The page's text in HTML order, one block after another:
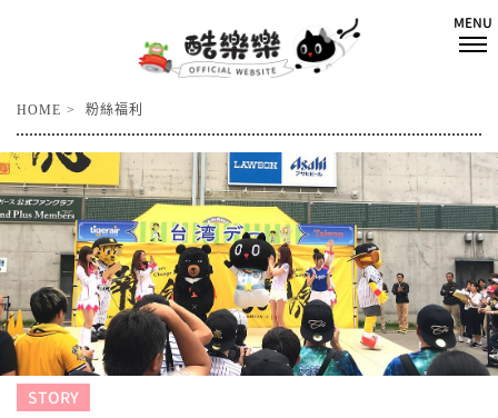
HOME 粉絲福利
STORY